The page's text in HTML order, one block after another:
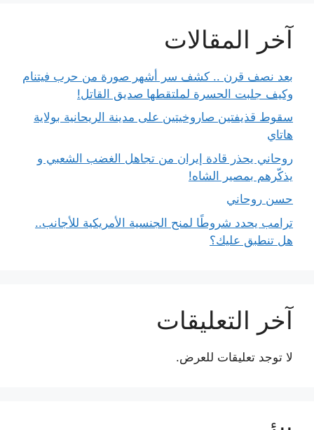
آخر المقالات
بعد نصف قرن .. كشف سر أشهر صورة من حرب فيتنام
وكيف جلبت الحسرة لملتقطها صديق القاتل!
سقوط قذيفتين صاروخيتين على مدينة الريحانية بولاية
هاتاي
روحاني يحذر قادة إيران من تجاهل الغضب الشعبي و
يذكّرهم بمصير الشاه!
حسن روحاني
ترامب يحدد شروطًا لمنح الجنسية الأمريكية للأجانب..
هل تنطبق عليك؟
آخر التعليقات
لا توجد تعليقات للعرض.